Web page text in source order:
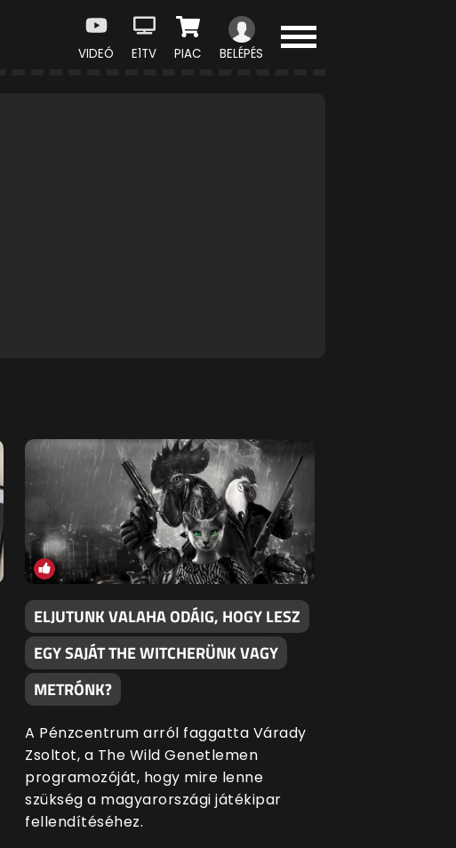
VIDEÓ E1TV PIAC BELÉPÉS
ELJUTUNK VALAHA ODÁIG, HOGY LESZ
EGY SAJÁT THE WITCHERÜNK VAGY
METRÓNK?
A Pénzcentrum arról faggatta Várady
Zsoltot, a The Wild Genetlemen
programozóját, hogy mire lenne
szükség a magyarországi játékipar
fellendítéséhez.